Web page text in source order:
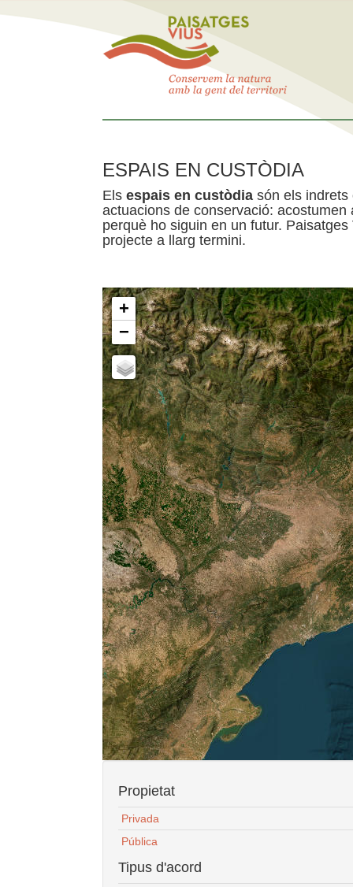
ESPAIS EN CUSTÒDIA
Els espais en custòdia són els indrets
actuacions de conservació:
perquè ho siguin en un futur.
projecte a llarg termini.
+
−
Propietat
Privada
Pública
Tipus d'acord